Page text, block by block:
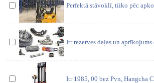
Perfektā stāvoklī, tiiko pēc
Itr rezerves daļas un
Itr 1985, 00 bez Pvn, Hangcha